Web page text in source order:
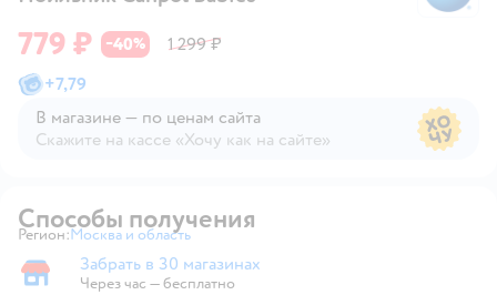
779 ₽ −40%
1 299 ₽
+7,79
В магазине — по ценам сайта
Скажите на кассе «Хочу как на сайте»
Способы получения
Регион: Выбор адреса доставки.
Москва и область
Забрать в магазине
Забрать в 30 магазинах
Через час — бесплатно